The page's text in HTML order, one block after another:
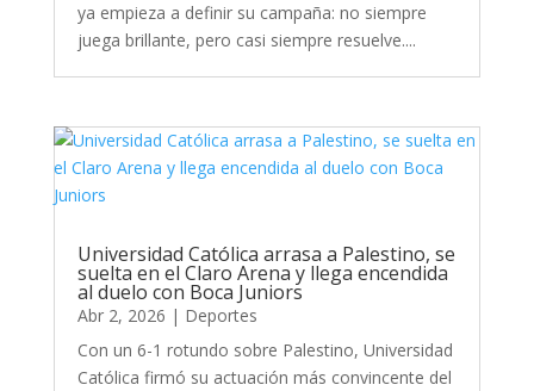
ya empieza a definir su campaña: no siempre
juega brillante, pero casi siempre resuelve....
Universidad Católica arrasa a Palestino, se
suelta en el Claro Arena y llega encendida
al duelo con Boca Juniors
Abr 2, 2026 | Deportes
Con un 6-1 rotundo sobre Palestino, Universidad
Católica firmó su actuación más convincente del